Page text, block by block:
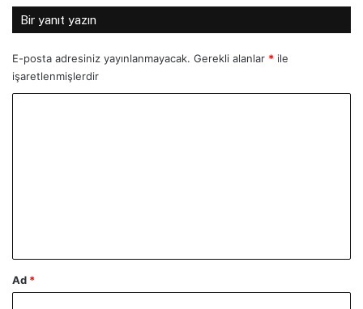
Bir yanıt yazın
E-posta adresiniz yayınlanmayacak. Gerekli alanlar * ile
işaretlenmişlerdir
Ad *